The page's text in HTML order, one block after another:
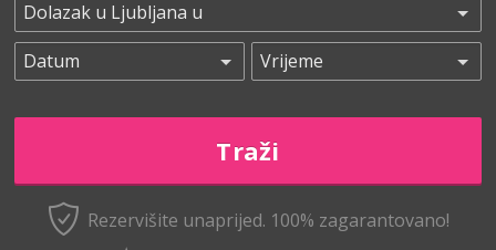
Rezervišite unaprijed. 100% zagarantovano!